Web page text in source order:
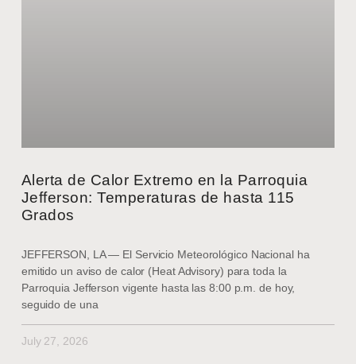
Alerta de Calor Extremo en la Parroquia
Jefferson: Temperaturas de hasta 115
Grados
JEFFERSON, LA — El Servicio Meteorológico Nacional ha
emitido un aviso de calor (Heat Advisory) para toda la
Parroquia Jefferson vigente hasta las 8:00 p.m. de hoy,
seguido de una
July 27, 2026